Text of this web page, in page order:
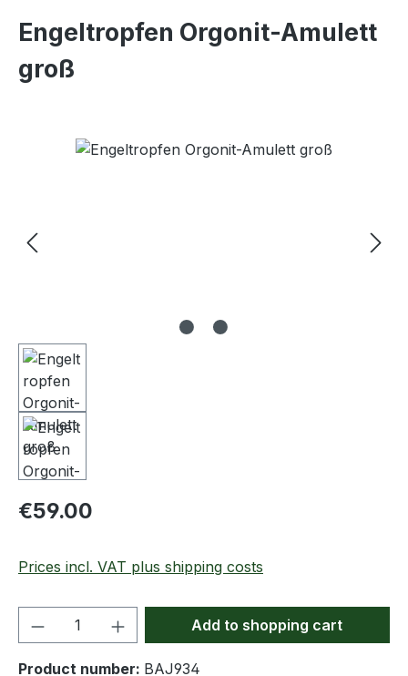
Engeltropfen Orgonit-Amulett
groß
Skip image gallery
Regular price:
€59.00
Prices incl. VAT plus shipping costs
Product Quantity: Enter the desired
Add to shopping cart
Product number: BAJ934